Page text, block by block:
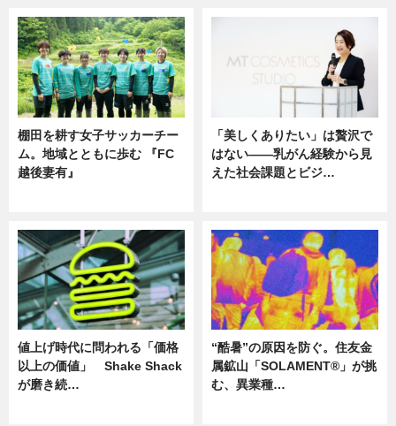
棚田を耕す女子サッカーチー
ム。地域とともに歩む 『FC
越後妻有』
「美しくありたい」は贅沢で
はない――乳がん経験から見
えた社会課題とビジ…
値上げ時代に問われる「価格
以上の価値」 Shake Shack
が磨き続…
“酷暑”の原因を防ぐ。住友金
属鉱山「SOLAMENT®」が挑
む、異業種…